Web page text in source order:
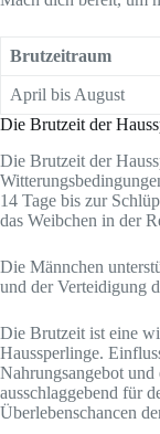
Brutzeitraum
April bis August
Die Brutzeit der
Die Brutzeit der
14 Tage bis zur
das Weibchen in der
Die Männchen
und der Verteidigung
Die Brutzeit ist eine
Haussperlinge.
Nahrungsangebot
ausschlaggebend für
Überlebenschancen